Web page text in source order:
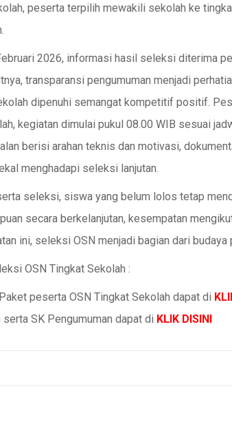
peserta terpilih mewakili sekolah ke
2026, informasi hasil seleksi diterima
transparansi pengumuman menjadi
dipenuhi semangat kompetitif positif.
kegiatan dimulai pukul 08.00 WIB sesuai
berisi arahan teknis dan motivasi,
menghadapi seleksi lanjutan.
seleksi, siswa yang belum lolos tetap
secara berkelanjutan, kesempatan
ini, seleksi OSN menjadi bagian dari budaya
OSN Tingkat Sekolah :
peserta OSN Tingkat Sekolah dapat di
SK Pengumuman dapat di KLIK DISINI